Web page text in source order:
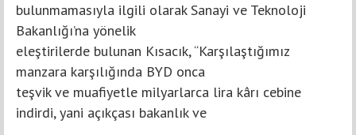
bulunmamasıyla ilgili olarak Sanayi ve Teknoloji
Bakanlığı’na yönelik
eleştirilerde bulunan Kısacık, “Karşılaştığımız
manzara karşılığında BYD onca
teşvik ve muafiyetle milyarlarca lira kârı cebine
indirdi, yani açıkçası bakanlık ve